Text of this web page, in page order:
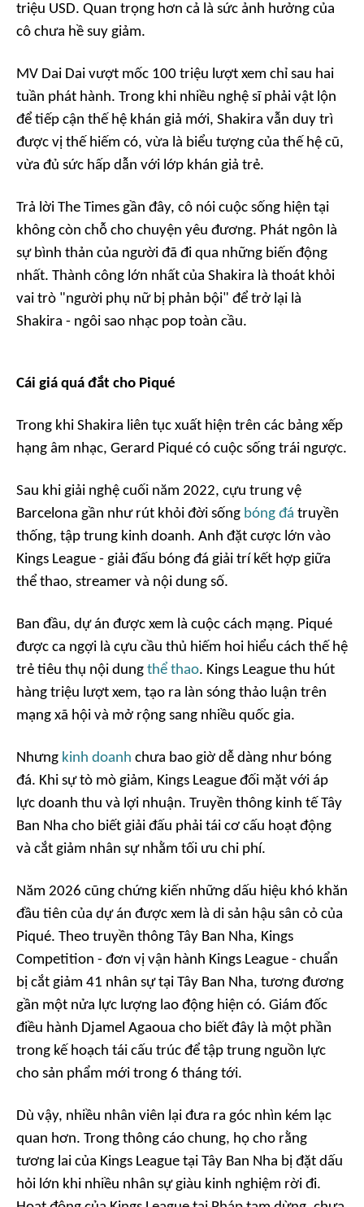
triệu USD. Quan trọng hơn cả là sức ảnh hưởng của
cô chưa hề suy giảm.
MV Dai Dai vượt mốc 100 triệu lượt xem chỉ sau hai
tuần phát hành. Trong khi nhiều nghệ sĩ phải vật lộn
để tiếp cận thế hệ khán giả mới, Shakira vẫn duy trì
được vị thế hiếm có, vừa là biểu tượng của thế hệ cũ,
vừa đủ sức hấp dẫn với lớp khán giả trẻ.
Trả lời The Times gần đây, cô nói cuộc sống hiện tại
không còn chỗ cho chuyện yêu đương. Phát ngôn là
sự bình thản của người đã đi qua những biến động
nhất. Thành công lớn nhất của Shakira là thoát khỏi
vai trò "người phụ nữ bị phản bội" để trở lại là
Shakira - ngôi sao nhạc pop toàn cầu.
Cái giá quá đắt cho Piqué
Trong khi Shakira liên tục xuất hiện trên các bảng xếp
hạng âm nhạc, Gerard Piqué có cuộc sống trái ngược.
Sau khi giải nghệ cuối năm 2022, cựu trung vệ
Barcelona gần như rút khỏi đời sống bóng đá truyền
thống, tập trung kinh doanh. Anh đặt cược lớn vào
Kings League - giải đấu bóng đá giải trí kết hợp giữa
thể thao, streamer và nội dung số.
Ban đầu, dự án được xem là cuộc cách mạng. Piqué
được ca ngợi là cựu cầu thủ hiếm hoi hiểu cách thế hệ
trẻ tiêu thụ nội dung thể thao. Kings League thu hút
hàng triệu lượt xem, tạo ra làn sóng thảo luận trên
mạng xã hội và mở rộng sang nhiều quốc gia.
Nhưng kinh doanh chưa bao giờ dễ dàng như bóng
đá. Khi sự tò mò giảm, Kings League đối mặt với áp
lực doanh thu và lợi nhuận. Truyền thông kinh tế Tây
Ban Nha cho biết giải đấu phải tái cơ cấu hoạt động
và cắt giảm nhân sự nhằm tối ưu chi phí.
Năm 2026 cũng chứng kiến những dấu hiệu khó khăn
đầu tiên của dự án được xem là di sản hậu sân cỏ của
Piqué. Theo truyền thông Tây Ban Nha, Kings
Competition - đơn vị vận hành Kings League - chuẩn
bị cắt giảm 41 nhân sự tại Tây Ban Nha, tương đương
gần một nửa lực lượng lao động hiện có. Giám đốc
điều hành Djamel Agaoua cho biết đây là một phần
trong kế hoạch tái cấu trúc để tập trung nguồn lực
cho sản phẩm mới trong 6 tháng tới.
Dù vậy, nhiều nhân viên lại đưa ra góc nhìn kém lạc
quan hơn. Trong thông cáo chung, họ cho rằng
tương lai của Kings League tại Tây Ban Nha bị đặt dấu
hỏi lớn khi nhiều nhân sự giàu kinh nghiệm rời đi.